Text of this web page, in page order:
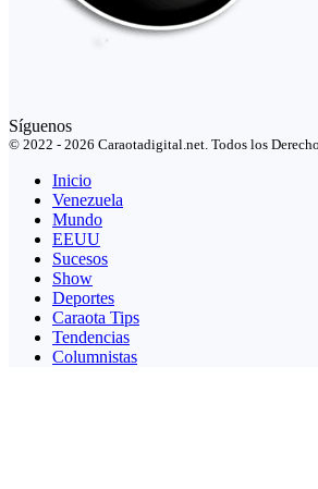
Síguenos
© 2022 - 2026 Caraotadigital.net. Todos los
Inicio
Venezuela
Mundo
EEUU
Sucesos
Show
Deportes
Caraota Tips
Tendencias
Columnistas